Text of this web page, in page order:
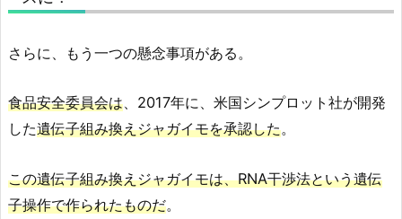
さらに、もう一つの懸念事項がある。
食品安全委員会は、2017年に、米国シンプロット社が開発
した遺伝子組み換えジャガイモを承認した。
この遺伝子組み換えジャガイモは、RNA干渉法という遺伝
子操作で作られたものだ。